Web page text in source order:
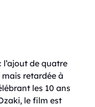
de quatre
retardée à
les 10 ans
le film est